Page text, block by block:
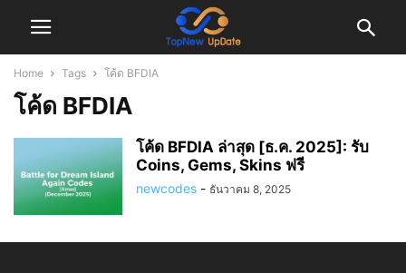
Home Tags โค้ด BFDIA
โค้ด BFDIA
โค้ด BFDIA ล่าสุด [ธ.ค. 2025]: รับ
Coins, Gems, Skins ฟรี
newcodes - ธันวาคม 8, 2025